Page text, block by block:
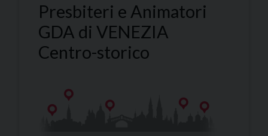
Presbiteri e Animatori
GDA di VENEZIA
Centro-storico